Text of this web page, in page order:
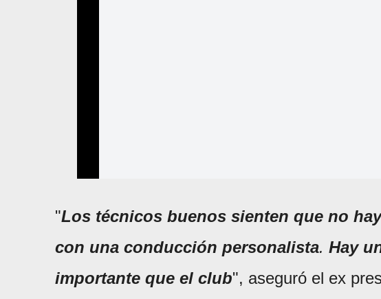
"Los técnicos buenos sienten que no
con una conducción personalista. Hay
importante que el club", aseguró el ex